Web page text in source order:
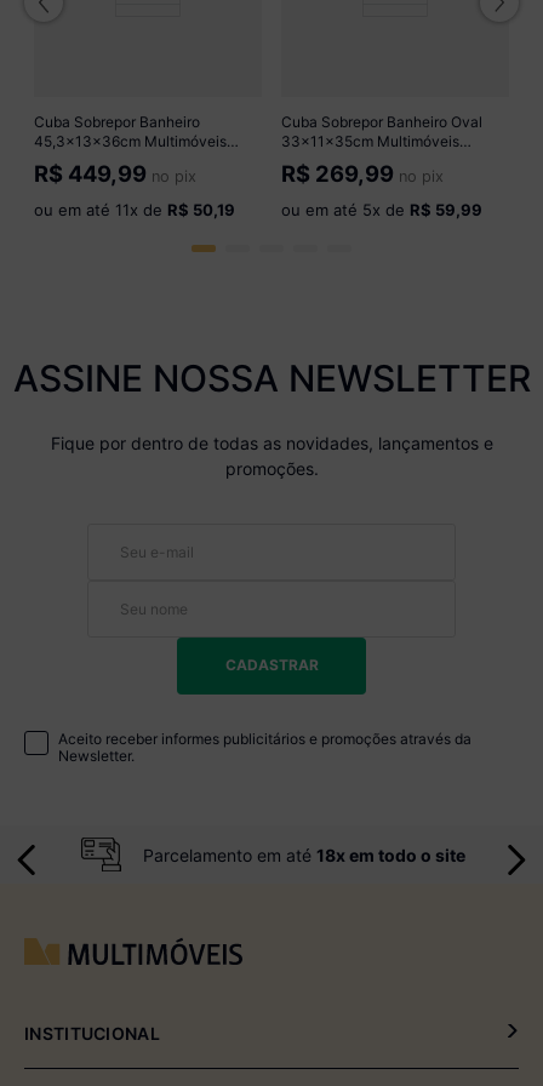
Cuba Sobrepor Banheiro
45,3x13x36cm Multimóveis
CR10151 Branco
R$ 449,99 no pix
ou em até 11x de R$ 50,19
Cuba Sobrepor Banheiro Oval
33x11x35cm Multimóveis
CR10149 Branco
R$ 269,99 no pix
ou em até 5x de R$ 59,99
ASSINE NOSSA NEWSLETTER
Fique por dentro de todas as novidades, lançamentos e
promoções.
CADASTRAR
Aceito receber informes publicitários e promoções através da
Newsletter.
Parcelamento em até 18x em todo o site
INSTITUCIONAL